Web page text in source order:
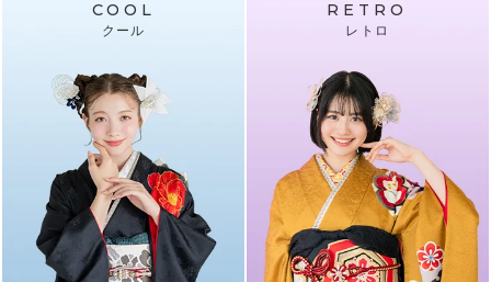
COOL
クール
RETRO
レトロ